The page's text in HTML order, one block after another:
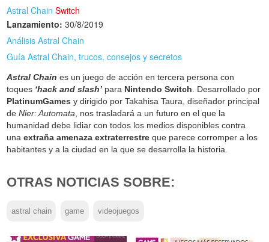
Astral Chain Switch
Lanzamiento: 30/8/2019
Análisis Astral Chain
Guía Astral Chain, trucos, consejos y secretos
Astral Chain es un juego de acción en tercera persona con
toques ‘hack and slash’ para Nintendo Switch . Desarrollado por
PlatinumGames y dirigido por Takahisa Taura, diseñador principal
deNier: Automata , nos trasladará a un futuro en el que la
humanidad debe lidiar con todos los medios disponibles contra
unaextraña amenaza extraterrestre que parece corromper a los
habitantes y a la ciudad en la que se desarrolla la historia.
OTRAS NOTICIAS SOBRE:
astral chain game videojuegos